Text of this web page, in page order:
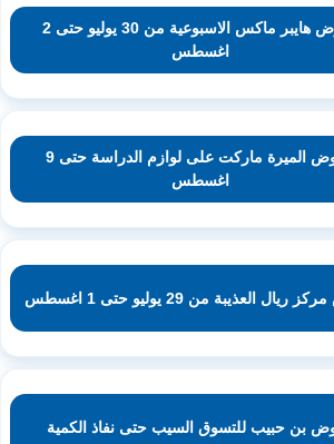
عروض هايبر ماكس الاسبوعية من 30 يوليو حتى 2
اغسطس
عروض الميرة ماركت على لوازم الدراسة حتى 9
اغسطس
العذيبة من 29 يوليو حتى 1 اغسطس
بن حبيب للتسوق السيب حتى نفاذ الكمية